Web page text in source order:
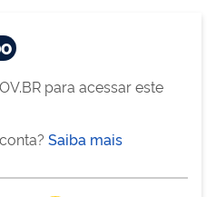
para acessar este
Saiba mais